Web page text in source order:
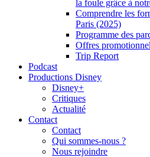
la foule grâce à
Comprendre les
Paris (2025)
Programme des
Offres
Trip Report
Podcast
Productions Disney
Disney+
Critiques
Actualité
Contact
Contact
Qui sommes-nous ?
Nous rejoindre